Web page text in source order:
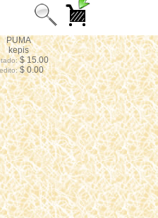
PUMA
kepis
$ 15.00
$ 0.00